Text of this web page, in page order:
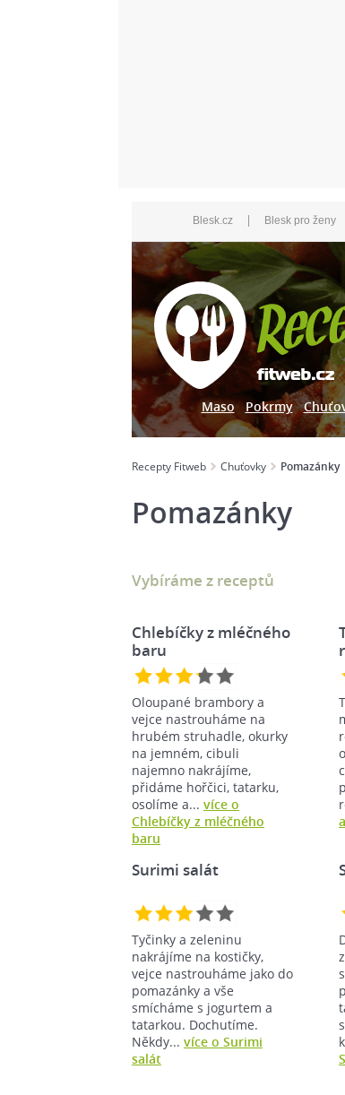
Blesk.cz | Blesk pro ženy
Maso Pokrmy
Recepty Fitweb Chuťovky Pomazánky
Pomazánky
Vybíráme z receptů
Chlebíčky z mléčného
baru
Oloupané brambory a
vejce nastrouháme na
hrubém struhadle, okurky
na jemném, cibuli
najemno nakrájíme,
přidáme hořčici, tatarku,
osolíme a... více o
Chlebíčky z mléčného
baru
Surimi salát
Tyčinky a zeleninu
nakrájíme na kostičky,
vejce nastrouháme jako do
pomazánky a vše
smícháme s jogurtem a
tatarkou. Dochutíme.
Někdy... více o Surimi
salát